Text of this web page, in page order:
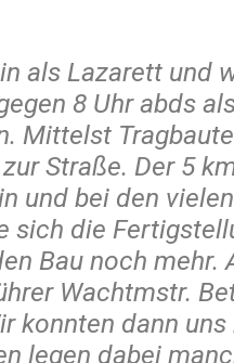
als Lazarett und
8 Uhr abds
Mittelst
Straße. Der 5
und bei den
sich die
Bau noch mehr.
Wachtmstr.
konnten dann
legen dabei